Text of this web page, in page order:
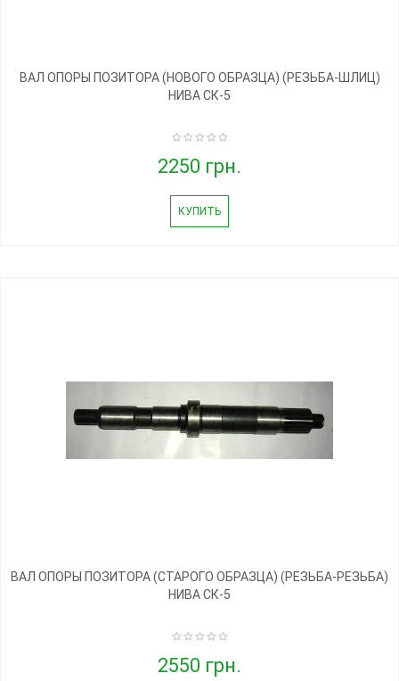
ВАЛ ОПОРЫ ПОЗИТОРА (НОВОГО ОБРАЗЦА) (РЕЗЬБА-ШЛИЦ)
НИВА СК-5
2250 грн.
КУПИТЬ
ВАЛ ОПОРЫ ПОЗИТОРА (СТАРОГО ОБРАЗЦА) (РЕЗЬБА-РЕЗЬБА)
НИВА СК-5
2550 грн.